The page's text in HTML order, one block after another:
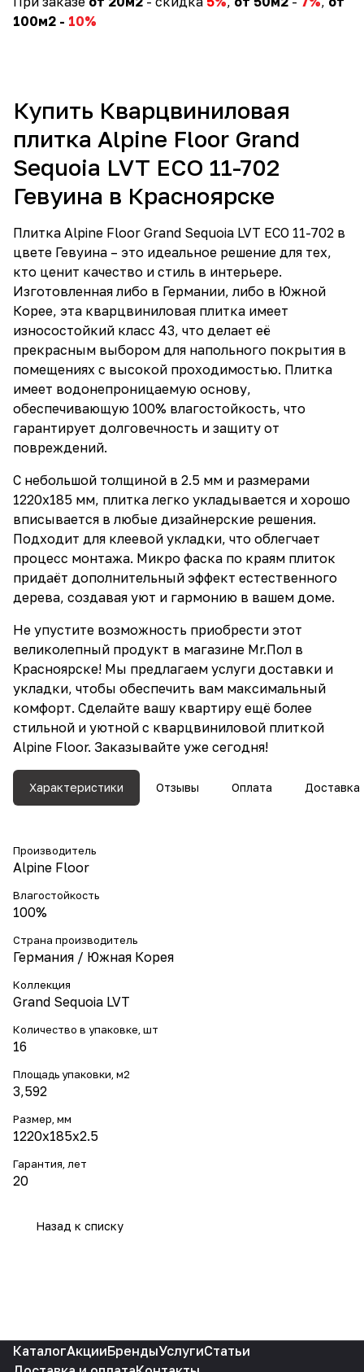
100м2 - 10%
Купить Кварцвиниловая
плитка Alpine Floor Grand
Sequoia LVT ECO 11-702
Гевуина в Красноярске
Плитка Alpine Floor Grand Sequoia LVT ECO 11-702 в
цвете Гевуина – это идеальное решение для тех,
кто ценит качество и стиль в интерьере.
Изготовленная либо в Германии, либо в Южной
Корее, эта кварцвиниловая плитка имеет
износостойкий класс 43, что делает её
прекрасным выбором для напольного покрытия в
помещениях с высокой проходимостью. Плитка
имеет водонепроницаемую основу,
обеспечивающую 100% влагостойкость, что
гарантирует долговечность и защиту от
повреждений.
С небольшой толщиной в 2.5 мм и размерами
1220х185 мм, плитка легко укладывается и хорошо
вписывается в любые дизайнерские решения.
Подходит для клеевой укладки, что облегчает
процесс монтажа. Микро фаска по краям плиток
придаёт дополнительный эффект естественного
дерева, создавая уют и гармонию в вашем доме.
Не упустите возможность приобрести этот
великолепный продукт в магазине Mr.Пол в
Красноярске! Мы предлагаем услуги доставки и
укладки, чтобы обеспечить вам максимальный
комфорт. Сделайте вашу квартиру ещё более
стильной и уютной с кварцвиниловой плиткой
Alpine Floor. Заказывайте уже сегодня!
Характеристики Отзывы Оплата Доставка
Производитель
Alpine Floor
Влагостойкость
100%
Страна производитель
Германия / Южная Корея
Коллекция
Grand Sequoia LVT
Количество в упаковке, шт
16
Площадь упаковки, м2
3,592
Размер, мм
1220х185x2.5
Гарантия, лет
20
Назад к списку
КаталогАкцииБрендыУслугиСтатьи